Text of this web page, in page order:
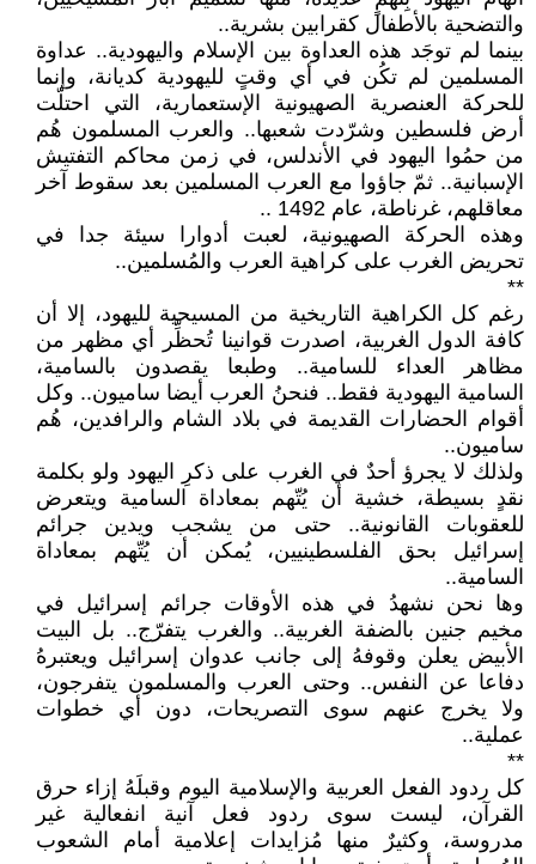
والتضحية بالأطفال كقرابين بشرية..
بينما لم توجَد هذه العداوة بين الإسلام واليهودية.. عداوة
المسلمين لم تكُن في أي وقتٍ لليهودية كديانة، وإنما
للحركة العنصرية الصهيونية الإستعمارية، التي احتلّت
أرض فلسطين وشرّدت شعبها.. والعرب المسلمون هُم
من حمُوا اليهود في الأندلس، في زمن محاكم التفتيش
الإسبانية.. ثمّ جاؤوا مع العرب المسلمين بعد سقوط آخر
معاقلهم، غرناطة، عام 1492 ..
وهذه الحركة الصهيونية، لعبت أدوارا سيئة جدا في
تحريض الغرب على كراهية العرب والمُسلمين..
**
رغم كل الكراهية التاريخية من المسيحية لليهود، إلا أن
كافة الدول الغربية، اصدرت قوانينا تُحظِّر أي مظهر من
مظاهر العداء للسامية.. وطبعا يقصدون بالسامية،
السامية اليهودية فقط.. فنحنُ العرب أيضا ساميون.. وكل
أقوام الحضارات القديمة في بلاد الشام والرافدين، هُم
ساميون..
ولذلك لا يجرؤ أحدٌ في الغرب على ذكرِ اليهود ولو بكلمة
نقدٍ بسيطة، خشية أن يُتّهم بمعاداة السامية ويتعرض
للعقوبات القانونية.. حتى من يشجب ويدين جرائم
إسرائيل بحق الفلسطينيين، يُمكن أن يُتّهم بمعاداة
السامية..
وها نحن نشهدُ في هذه الأوقات جرائم إسرائيل في
مخيم جنين بالضفة الغربية.. والغرب يتفرّج.. بل البيت
الأبيض يعلن وقوفهُ إلى جانب عدوان إسرائيل ويعتبرهُ
دفاعا عن النفس.. وحتى العرب والمسلمون يتفرجون،
ولا يخرج عنهم سوى التصريحات، دون أي خطوات
عملية..
**
كل ردود الفعل العربية والإسلامية اليوم وقبلَهُ إزاء حرق
القرآن، ليست سوى ردود فعل آنية انفعالية غير
مدروسة، وكثيرٌ منها مُزايدات إعلامية أمام الشعوب